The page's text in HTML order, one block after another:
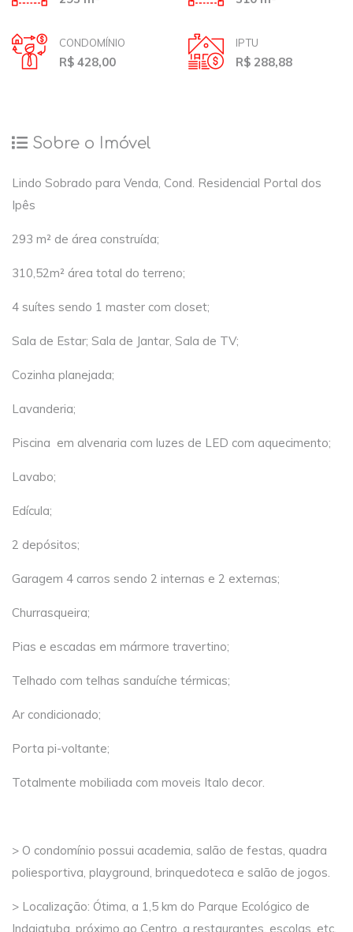
CONDOMÍNIO
R$ 428,00
IPTU
R$ 288,88
Sobre o Imóvel
Lindo Sobrado para Venda, Cond. Residencial Portal dos
Ipês
293 m² de área construída;
310,52m² área total do terreno;
4 suítes sendo 1 master com closet;
Sala de Estar; Sala de Jantar, Sala de TV;
Cozinha planejada;
Lavanderia;
Piscina em alvenaria com luzes de LED com aquecimento;
Lavabo;
Edícula;
2 depósitos;
Garagem 4 carros sendo 2 internas e 2 externas;
Churrasqueira;
Pias e escadas em mármore travertino;
Telhado com telhas sanduíche térmicas;
Ar condicionado;
Porta pi-voltante;
Totalmente mobiliada com moveis Italo decor.
> O condomínio possui academia, salão de festas, quadra
poliesportiva, playground, brinquedoteca e salão de jogos.
> Localização: Ótima, a 1,5 km do Parque Ecológico de
Indaiatuba, próximo ao Centro, a restaurantes, escolas, etc.